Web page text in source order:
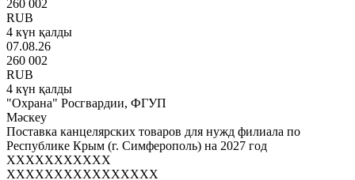
260 002
RUB
4 күн қалды
07.08.26
260 002
RUB
4 күн қалды
"Охрана" Росгвардии, ФГУП
Мәскеу
Поставка канцелярских товаров для нужд филиала по
Республике Крым (г. Симферополь) на 2027 год
XXXXXXXXXXX
XXXXXXXXXXXXXXXX